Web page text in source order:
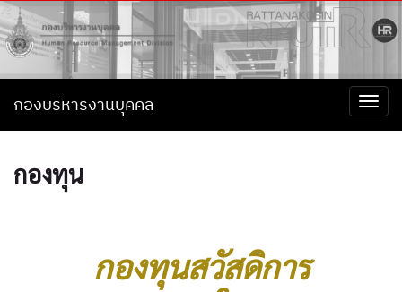
กองบริหารงานบุคคล
กองทุน
กองทุนสวัสดิการ